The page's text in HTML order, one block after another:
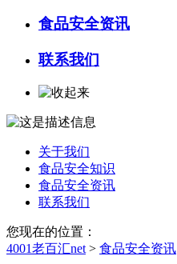
食品安全资讯
联系我们
关于我们
食品安全知识
食品安全资讯
联系我们
您现在的位置：
4001老百汇net > 食品安全资讯